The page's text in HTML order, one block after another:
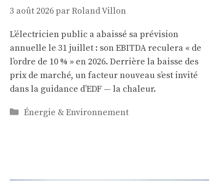
3 août 2026parRoland Villon
L’électricien public a abaissé sa prévision
annuelle le 31 juillet : son EBITDA reculera « de
l’ordre de 10 % » en 2026. Derrière la baisse des
prix de marché, un facteur nouveau s’est invité
dans la guidance d’EDF — la chaleur.
Catégories
Énergie & Environnement